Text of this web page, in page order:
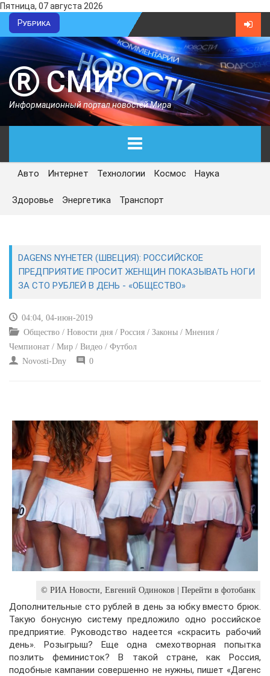
Пятница, 07 августа 2026
Рубрика
СМИ
Информационный портал новостей Мира
ГЛАВНАЯ
СЕГОДНЯ
ЭКОНОМИКА
СПОРТ
ВОЕННЫЕ ДЕЙСТВИЯ
Авто Интернет Технологии Космос Наука
Здоровье Энергетика Транспорт
DAGENS NYHETER (ШВЕЦИЯ): РОССИЙСКОЕ
ПРЕДПРИЯТИЕ ПРОСИТ ЖЕНЩИН ПОКАЗЫВАТЬ НОГИ
ЗА СТО РУБЛЕЙ В ДЕНЬ - «ОБЩЕСТВО»
04:04, 04-июн-2019
Общество / Новости дня / Россия / Законы / Мнения /
Чемпионат / Мир / Видео / Футбол
Novosti-Dny
0
© РИА Новости, Евгений Одиноков | Перейти в фотобанк
Дополнительные сто рублей в день за юбку вместо брюк.
Такую бонусную систему предложило одно российское
предприятие. Руководство надеется «скрасить рабочий
день». Розыгрыш? Еще одна смехотворная попытка
позлить феминисток? В такой стране, как Россия,
подобные кампании совершенно не нужны, пишет «Дагенс